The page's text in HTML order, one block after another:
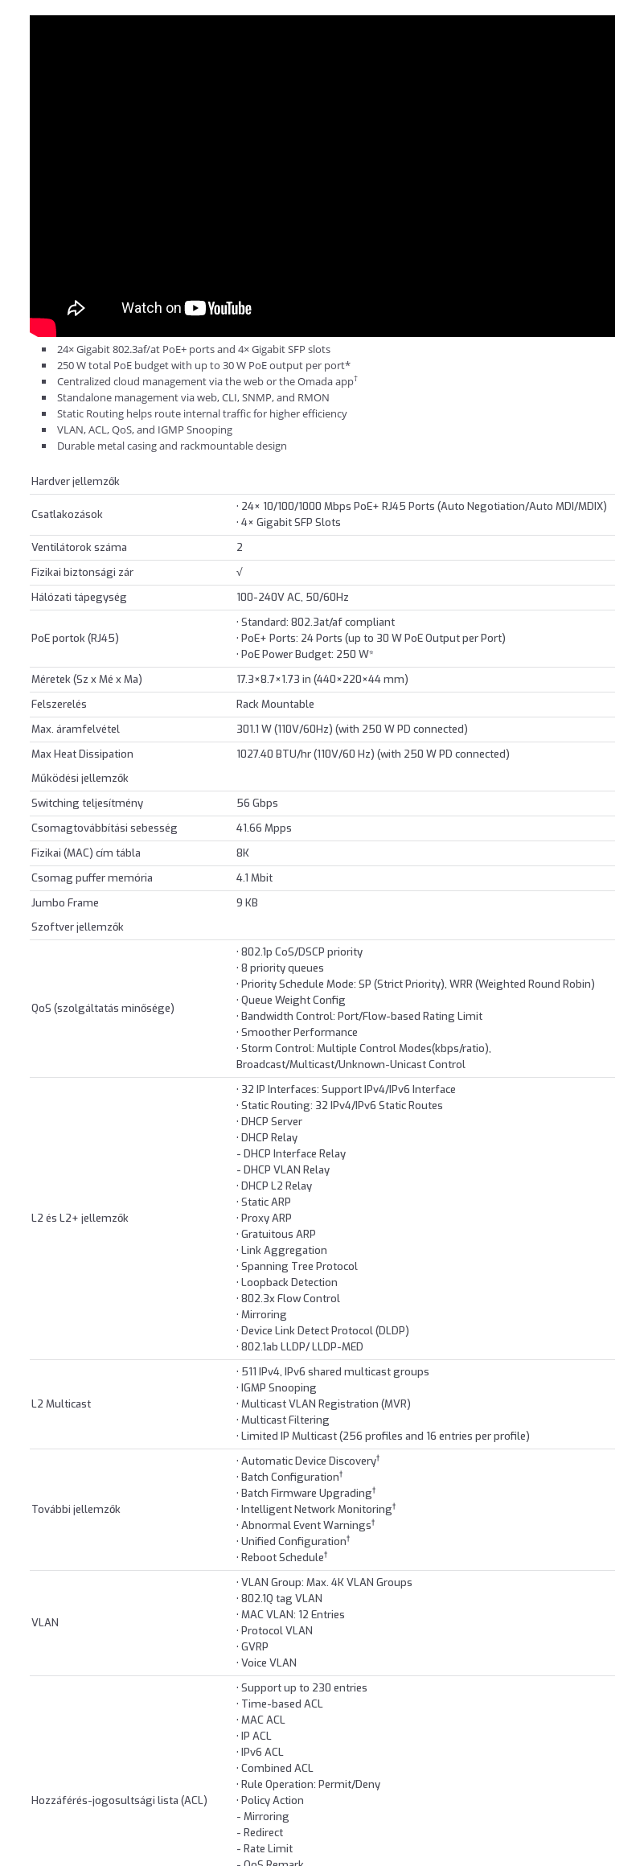
24× Gigabit 802.3af/at PoE+ ports and 4× Gigabit SFP slots
250 W total PoE budget with up to 30 W PoE output per port*
Centralized cloud management via the web or the Omada app†
Standalone management via web, CLI, SNMP, and RMON
Static Routing helps route internal traffic for higher efficiency
VLAN, ACL, QoS, and IGMP Snooping
Durable metal casing and rackmountable design
Hardver jellemzők
Csatlakozások
• 24× 10/100/1000 Mbps PoE+ RJ45 Ports (Auto Negotiation/Auto MDI/MDIX)
• 4× Gigabit SFP Slots
Ventilátorok száma
2
Fizikai biztonsági zár
√
Hálózati tápegység
100-240V AC, 50/60Hz
PoE portok (RJ45)
• Standard: 802.3at/af compliant
• PoE+ Ports: 24 Ports (up to 30 W PoE Output per Port)
• PoE Power Budget: 250 W*
Méretek (Sz x Mé x Ma)
17.3×8.7×1.73 in (440×220×44 mm)
Felszerelés
Rack Mountable
Max. áramfelvétel
301.1 W (110V/60Hz) (with 250 W PD connected)
Max Heat Dissipation
1027.40 BTU/hr (110V/60 Hz) (with 250 W PD connected)
Működési jellemzők
Switching teljesítmény
56 Gbps
Csomagtovábbítási sebesség
41.66 Mpps
Fizikai (MAC) cím tábla
8K
Csomag puffer memória
4.1 Mbit
Jumbo Frame
9 KB
Szoftver jellemzők
QoS (szolgáltatás minősége)
• 802.1p CoS/DSCP priority
• 8 priority queues
• Priority Schedule Mode: SP (Strict Priority), WRR (Weighted Round Robin)
• Queue Weight Config
• Bandwidth Control: Port/Flow-based Rating Limit
• Smoother Performance
• Storm Control: Multiple Control Modes(kbps/ratio),
Broadcast/Multicast/Unknown-Unicast Control
L2 és L2+ jellemzők
• 32 IP Interfaces: Support IPv4/IPv6 Interface
• Static Routing: 32 IPv4/IPv6 Static Routes
• DHCP Server
• DHCP Relay
- DHCP Interface Relay
- DHCP VLAN Relay
• DHCP L2 Relay
• Static ARP
• Proxy ARP
• Gratuitous ARP
• Link Aggregation
• Spanning Tree Protocol
• Loopback Detection
• 802.3x Flow Control
• Mirroring
• Device Link Detect Protocol (DLDP)
• 802.1ab LLDP/ LLDP-MED
L2 Multicast
• 511 IPv4, IPv6 shared multicast groups
• IGMP Snooping
• Multicast VLAN Registration (MVR)
• Multicast Filtering
• Limited IP Multicast (256 profiles and 16 entries per profile)
További jellemzők
• Automatic Device Discovery†
• Batch Configuration†
• Batch Firmware Upgrading†
• Intelligent Network Monitoring†
• Abnormal Event Warnings†
• Unified Configuration†
• Reboot Schedule†
VLAN
• VLAN Group: Max. 4K VLAN Groups
• 802.1Q tag VLAN
• MAC VLAN: 12 Entries
• Protocol VLAN
• GVRP
• Voice VLAN
Hozzáférés-jogosultsági lista (ACL)
• Support up to 230 entries
• Time-based ACL
• MAC ACL
• IP ACL
• IPv6 ACL
• Combined ACL
• Rule Operation: Permit/Deny
• Policy Action
- Mirroring
- Redirect
- Rate Limit